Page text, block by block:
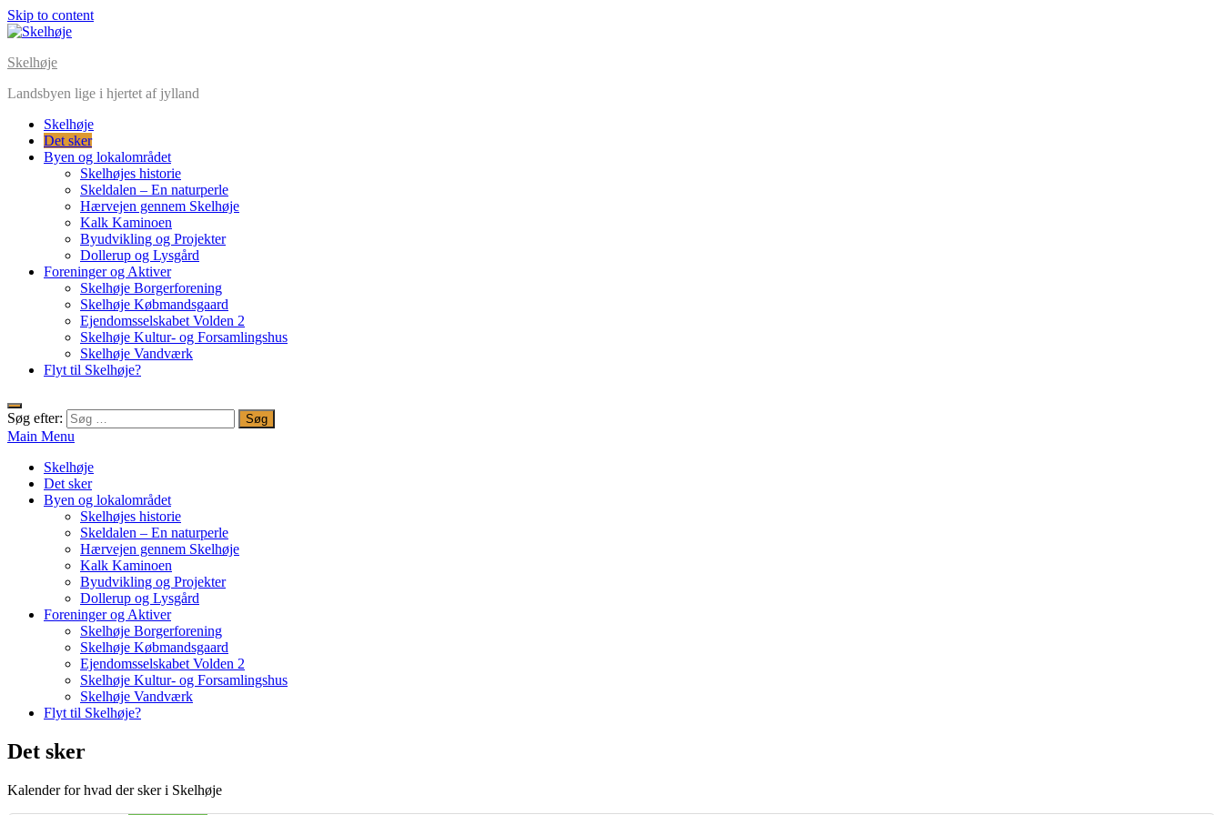
Skip to content
Skelhøje
Landsbyen lige i hjertet af jylland
Skelhøje
Det sker
Byen og lokalområdet
Skelhøjes historie
Skeldalen – En naturperle
Hærvejen gennem Skelhøje
Kalk Kaminoen
Byudvikling og Projekter
Dollerup og Lysgård
Foreninger og Aktiver
Skelhøje Borgerforening
Skelhøje Købmandsgaard
Ejendomsselskabet Volden 2
Skelhøje Kultur- og Forsamlingshus
Skelhøje Vandværk
Flyt til Skelhøje?
Søg efter:
Main Menu
Skelhøje
Det sker
Byen og lokalområdet
Skelhøjes historie
Skeldalen – En naturperle
Hærvejen gennem Skelhøje
Kalk Kaminoen
Byudvikling og Projekter
Dollerup og Lysgård
Foreninger og Aktiver
Skelhøje Borgerforening
Skelhøje Købmandsgaard
Ejendomsselskabet Volden 2
Skelhøje Kultur- og Forsamlingshus
Skelhøje Vandværk
Flyt til Skelhøje?
Det sker
Kalender for hvad der sker i Skelhøje